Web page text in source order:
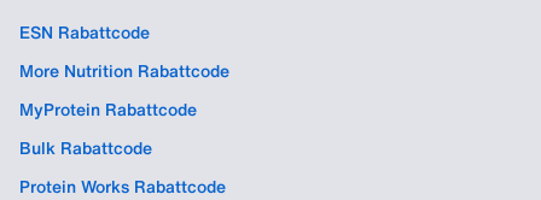
ESN Rabattcode
More Nutrition Rabattcode
MyProtein Rabattcode
Bulk Rabattcode
Protein Works Rabattcode